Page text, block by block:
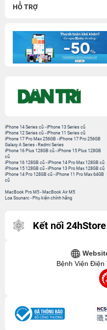
HỖ TRỢ
iPhone 14 Series cũ -iPhone 13 Series cũ
iPhone 12 Series cũ -iPhone 11 Series cũ
iPhone 17 Pro Max 256GB -iPhone 17 Pro 256GB
Galaxy A Series - Redmi Series
iPhone 16 Plus 128GB cũ -iPhone 15 Plus 128GB
cũ
iPhone 16 128GB cũ -iPhone 14 Pro Max 128GB cũ
iPhone 15 128GB cũ -iPhone 13 Pro Max 128GB cũ
iPhone 14 Pro 128GB cũ -iPhone 11 Pro Max 64GB
cũ
MacBook Pro M5 - MacBook Air M5
Loa Sounarc - Phụ kiện chính hãng
Kết nối 24hStore
Bệnh Viện Điện